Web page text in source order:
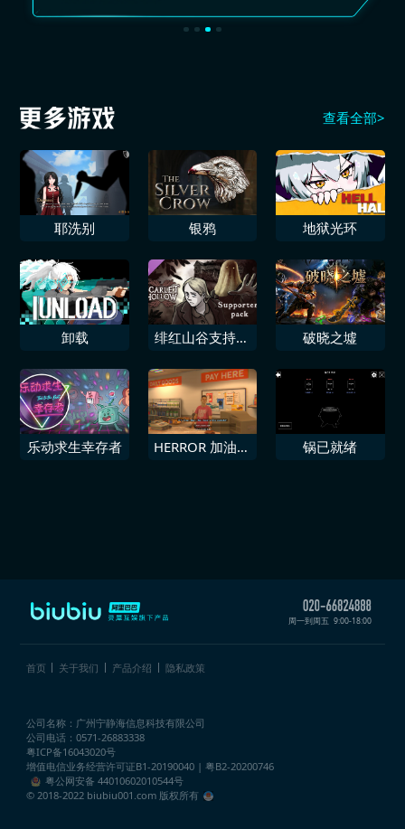
查看全部>
耶洗别 银鸦 地狱光环
卸载
绯红山谷支持者
破晓之墟
乐动求生幸存者
HERROR 加油站
锅已就绪
周一到周五 9:00-18:00
首页 关于我们 产品介绍 隐私政策
公司名称：广州宁静海信息科技有限公司
公司电话：0571-26883338
粤ICP备16043020号
增值电信业务经营许可证B1-20190040 | 粤B2-20200746
粤公网安备 44010602010544号
© 2018-2022 biubiu001.com 版权所有